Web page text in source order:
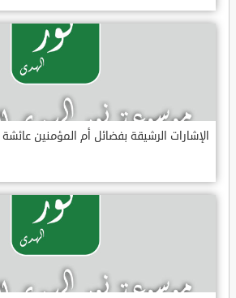
الإشارات الرشيقة بفضائل أم المؤمنين